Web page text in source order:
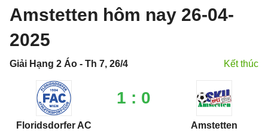
Amstetten hôm nay 26-04-
2025
Giải Hạng 2 Áo - Th 7, 26/4 Kết thúc
Floridsdorfer AC
1 : 0
Amstetten